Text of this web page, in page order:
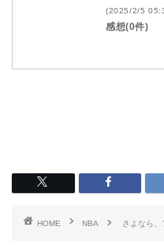
(2025/2/5
感想(0件)
HOME NBA さよなら、